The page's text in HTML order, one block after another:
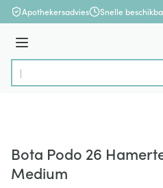
Ga naar de inhoud
Apothekersadvies Snelle
Menu
Product, merk, categorie...
Bota Podo 26
Medium